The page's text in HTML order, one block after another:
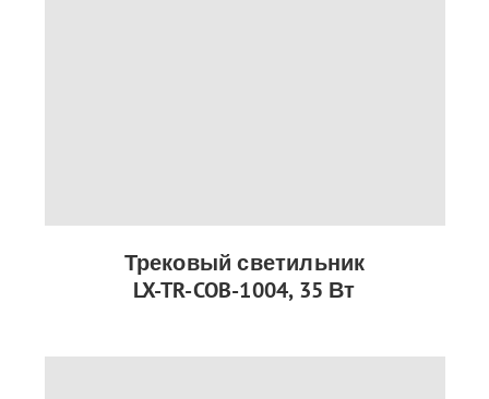
Трековый светильник
LX-TR-COB-1004, 35 Вт